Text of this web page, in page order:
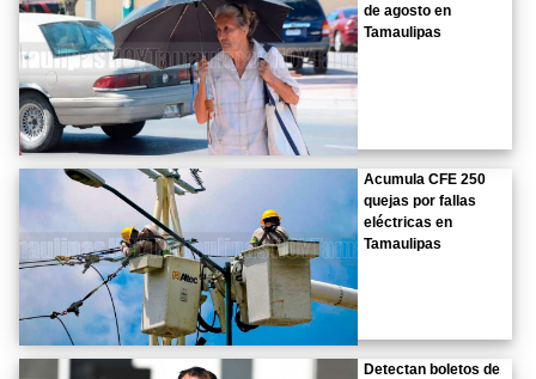
de agosto en
Tamaulipas
Acumula CFE 250
quejas por fallas
eléctricas en
Tamaulipas
Detectan boletos de